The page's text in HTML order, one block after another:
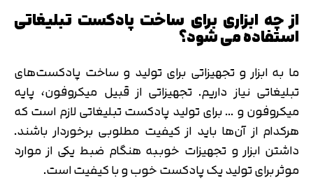
از چه ابزاری برای ساخت پادکست تبلیغاتی
استفاده می شود؟
ما به ابزار و تجهیزاتی برای تولید و ساخت پادکست‌های
تبلیغاتی نیاز داریم. تجهیزاتی از قبیل میکروفون، پایه
میکروفون و … برای تولید پادکست تبلیغاتی لازم است که
هرکدام از آن‌ها باید از کیفیت مطلوبی برخوردار باشند.
داشتن ابزار و تجهیزات خوببه هنگام ضبط یکی از موارد
موثر برای تولید یک پادکست خوب و با کیفیت است.